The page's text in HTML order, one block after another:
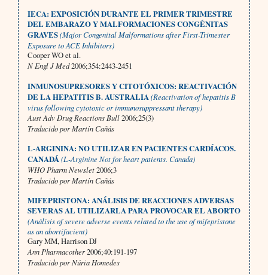
IECA: EXPOSICIÓN DURANTE EL PRIMER TRIMESTRE
DEL EMBARAZO Y MALFORMACIONES CONGÉNITAS
GRAVES(Major Congenital Malformations after First-Trimester
Exposure to ACE Inhibitors)
Cooper WO et al.
N Engl J Med2006;354:2443-2451
INMUNOSUPRESORES Y CITOTÓXICOS: REACTIVACIÓN
DE LA HEPATITIS B. AUSTRALIA(Reactivation of hepatitis B
virus following cytotoxic or immunosuppressant therapy)
Aust Adv Drug Reactions Bull2006;25(3)
Traducido por Martín Cañás
L-ARGININA: NO UTILIZAR EN PACIENTES CARDÍACOS.
CANADÁ(L-Arginine Not for heart patients. Canada)
WHO Pharm Newslet2006;3
Traducido por Martín Cañás
MIFEPRISTONA: ANÁLISIS DE REACCIONES ADVERSAS
SEVERAS AL UTILIZARLA PARA PROVOCAR EL ABORTO
(Análisis of severe adverse events related to the use of mifepristone
as an abortifacient)
Gary MM, Harrison DJ
Ann Pharmacother2006;40:191-197
Traducido por Núria Homedes